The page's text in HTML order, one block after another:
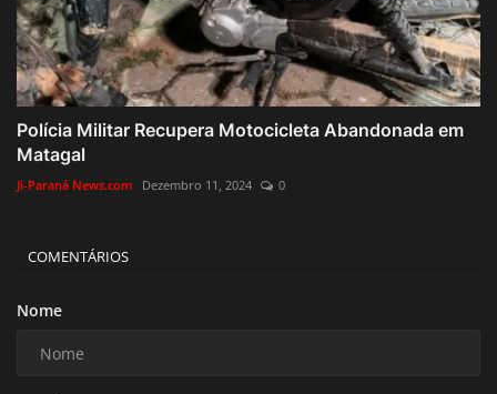
Polícia Militar Recupera Motocicleta Abandonada em
Matagal
Ji-Paraná News.com Dezembro 11, 2024 0
COMENTÁRIOS
Nome